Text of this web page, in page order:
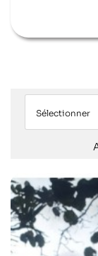
Sélectionner